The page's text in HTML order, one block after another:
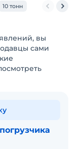
10 тонн
вы
сами